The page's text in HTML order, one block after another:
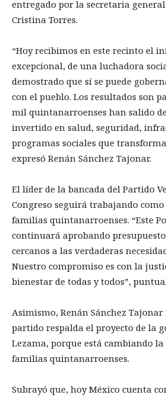
entregado por la secretaria
Cristina Torres.
“Hoy recibimos en este recinto el
excepcional, de una luchadora
demostrado que sí se puede
con el pueblo. Los resultados son
mil quintanarroenses han salido
invertido en salud, seguridad,
programas sociales que
expresó Renán Sánchez Tajonar.
El líder de la bancada del Partido
Congreso seguirá trabajando
familias quintanarroenses. “Este
continuará aprobando
cercanos a las verdaderas
Nuestro compromiso es con la
bienestar de todas y todos”,
Asimismo, Renán Sánchez
partido respalda el proyecto de la
Lezama, porque está cambiando
familias quintanarroenses.
Subrayó que, hoy México cuenta